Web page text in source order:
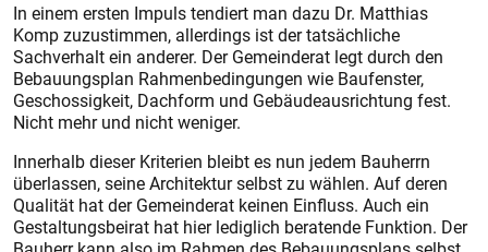
In einem ersten Impuls tendiert man dazu Dr. Matthias
Komp zuzustimmen, allerdings ist der tatsächliche
Sachverhalt ein anderer. Der Gemeinderat legt durch den
Bebauungsplan Rahmenbedingungen wie Baufenster,
Geschossigkeit, Dachform und Gebäudeausrichtung fest.
Nicht mehr und nicht weniger.
Innerhalb dieser Kriterien bleibt es nun jedem Bauherrn
überlassen, seine Architektur selbst zu wählen. Auf deren
Qualität hat der Gemeinderat keinen Einfluss. Auch ein
Gestaltungsbeirat hat hier lediglich beratende Funktion. Der